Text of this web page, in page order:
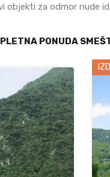
objekti za odmor nude
PONUDA